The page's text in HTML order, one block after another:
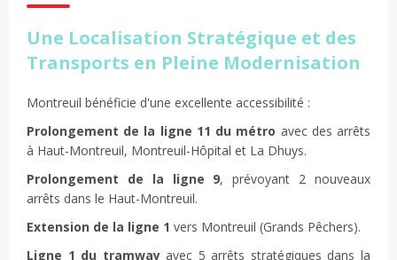
Une Localisation Stratégique et des
Transports en Pleine Modernisation
Montreuil bénéficie d'une excellente accessibilité :
Prolongement de la ligne 11 du métro avec des arrêts
à Haut-Montreuil, Montreuil-Hôpital et La Dhuys.
Prolongement de la ligne 9, prévoyant 2 nouveaux
arrêts dans le Haut-Montreuil.
Extension de la ligne 1 vers Montreuil (Grands Pêchers).
Ligne 1 du tramwayavec 5 arrêts stratégiques dans la